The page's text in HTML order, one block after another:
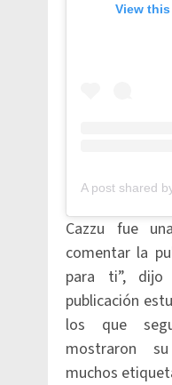
View
Cazzu fue
comentar la
para ti”,
publicación
los que
mostraron
muchos